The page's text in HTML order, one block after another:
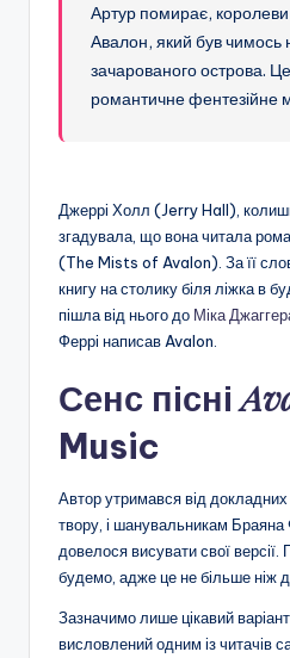
Артур помирає, королеви
Авалон, який був чимось
зачарованого острова.
романтичне фентезійне
Джеррі Холл (Jerry Hall),
згадувала, що вона читала
(The Mists of Avalon). За її
книгу на столику біля ліжка в
пішла від нього до Міка
Феррі написав Avalon.
Сенс пісні
Music
Автор утримався від докладних
твору, і шанувальникам Браяна
довелося висувати свої версії.
будемо, адже це не більше ніж
Зазначимо лише цікавий
висловлений одним із читачів